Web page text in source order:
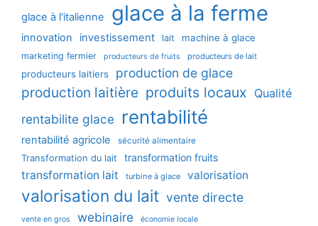
glace à l'italienne glace à la ferme
innovation investissement lait machine à glace
marketing fermier producteurs de fruits producteurs de lait
producteurs laitiers production de glace
production laitière produits locaux Qualité
rentabilite glace rentabilité
rentabilité agricole sécurité alimentaire
Transformation du lait transformation fruits
transformation lait turbine à glace valorisation
valorisation du lait vente directe
vente en gros webinaire économie locale